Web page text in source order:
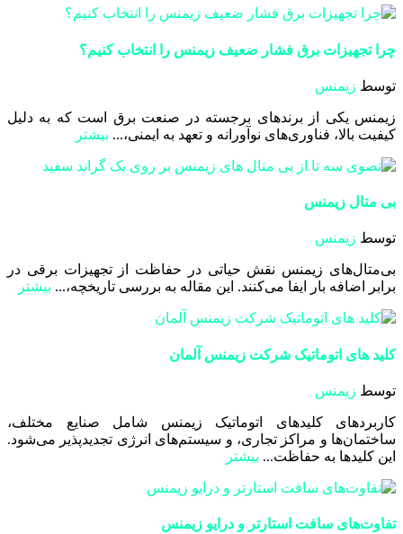
چرا تجهیزات برق فشار ضعیف زیمنس را انتخاب کنیم؟
توسط زیمنس
زیمنس یکی از برندهای برجسته در صنعت برق است که به دلیل
کیفیت بالا، فناوری‌های نوآورانه و تعهد به ایمنی،... بیشتر
بی متال زیمنس
توسط زیمنس
بی‌متال‌های زیمنس نقش حیاتی در حفاظت از تجهیزات برقی در
برابر اضافه بار ایفا می‌کنند. این مقاله به بررسی تاریخچه،... بیشتر
کلید های اتوماتیک شرکت زیمنس آلمان
توسط زیمنس
کاربردهای کلیدهای اتوماتیک زیمنس شامل صنایع مختلف،
ساختمان‌ها و مراکز تجاری، و سیستم‌های انرژی تجدیدپذیر می‌شود.
این کلیدها به حفاظت... بیشتر
تفاوت‌های سافت استارتر و درایو زیمنس